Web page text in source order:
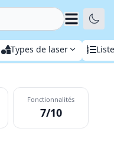
Types de laser
Fonctionnalités
7/10